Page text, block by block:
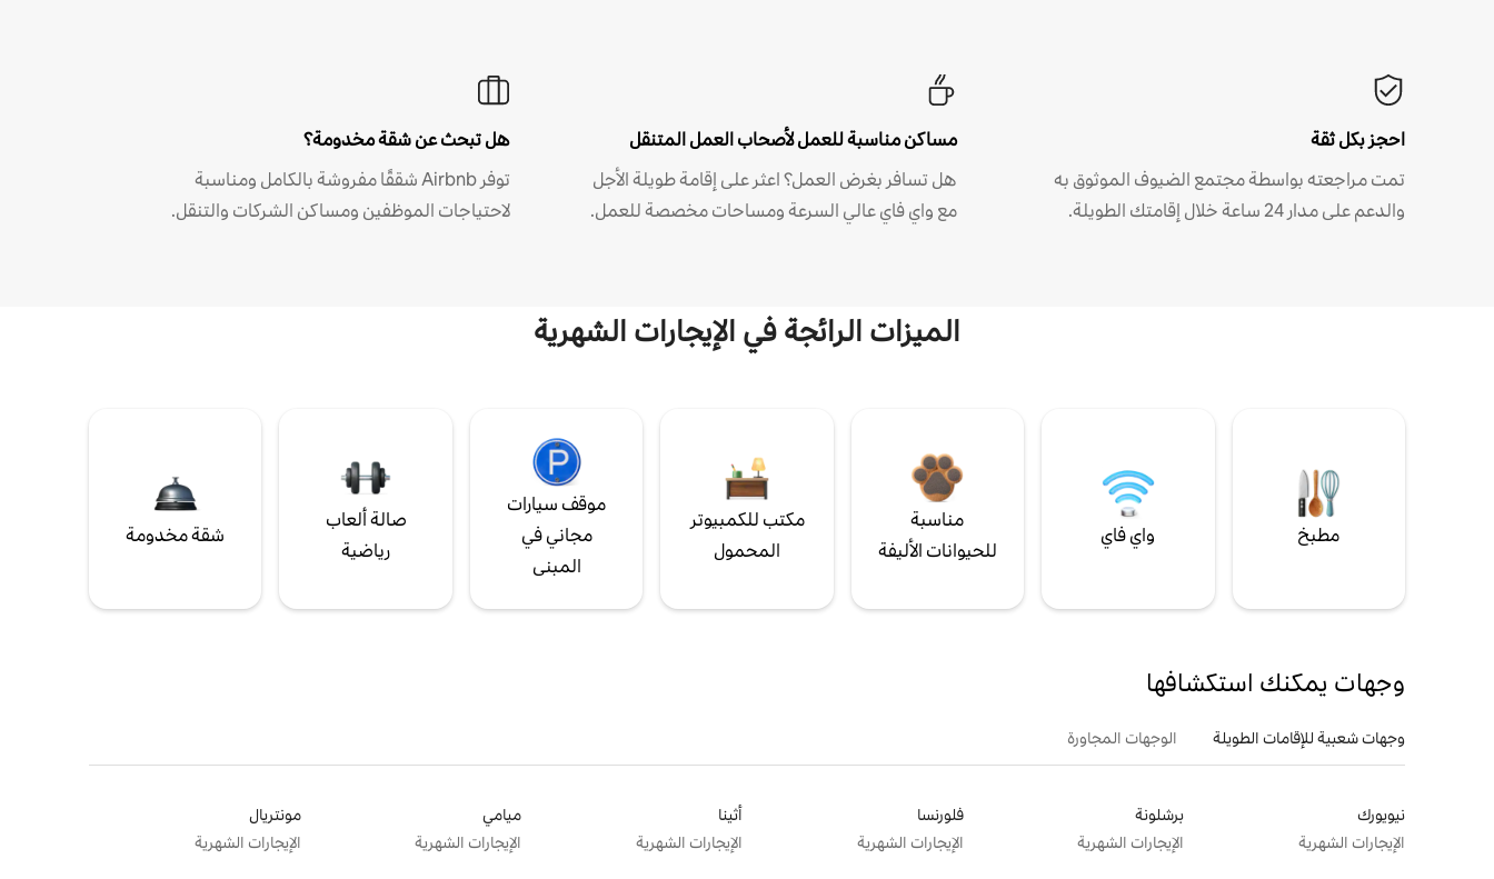
احجز بكل ثقة
تمت مراجعته بواسطة مجتمع الضيوف الموثوق به
والدعم على مدار 24 ساعة خلال إقامتك الطويلة.
مساكن مناسبة للعمل لأصحاب العمل المتنقل
هل تسافر بغرض العمل؟ اعثر على إقامة طويلة الأجل
مع واي فاي عالي السرعة ومساحات مخصصة للعمل.
هل تبحث عن شقة مخدومة؟
توفر Airbnb شققًا مفروشة بالكامل ومناسبة
لاحتياجات الموظفين ومساكن الشركات والتنقل.
الميزات الرائجة في الإيجارات الشهرية
مطبخ واي فاي
مناسبة
للحيوانات الأليفة
مكتب للكمبيوتر
المحمول
موقف سيارات
مجاني في
المبنى
صالة ألعاب
رياضية
شقة مخدومة
وجهات يمكنك استكشافها
وجهات شعبية للإقامات الطويلة الوجهات المجاورة
نيويورك
الإيجارات الشهرية
برشلونة
الإيجارات الشهرية
فلورنسا
الإيجارات الشهرية
أثينا
الإيجارات الشهرية
ميامي
الإيجارات الشهرية
مونتريال
الإيجارات الشهرية